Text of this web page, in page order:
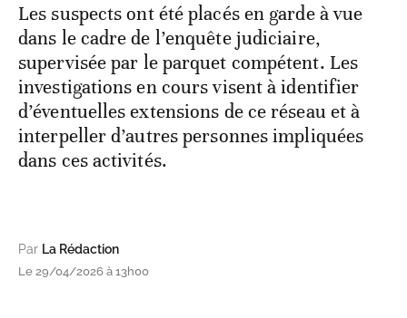
Les suspects ont été placés en garde à vue
dans le cadre de l’enquête judiciaire,
supervisée par le parquet compétent. Les
investigations en cours visent à identifier
d’éventuelles extensions de ce réseau et à
interpeller d’autres personnes impliquées
dans ces activités.
Par La Rédaction
Le 29/04/2026 à 13h00